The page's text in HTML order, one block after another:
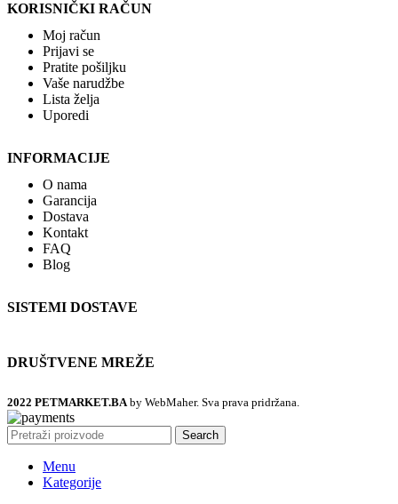
KORISNIČKI RAČUN
Moj račun
Prijavi se
Pratite pošiljku
Vaše narudžbe
Lista želja
Uporedi
INFORMACIJE
O nama
Garancija
Dostava
Kontakt
FAQ
Blog
SISTEMI DOSTAVE
DRUŠTVENE MREŽE
2022 PETMARKET.BAby WebMaher. Sva prava pridržana.
Search
Menu
Kategorije